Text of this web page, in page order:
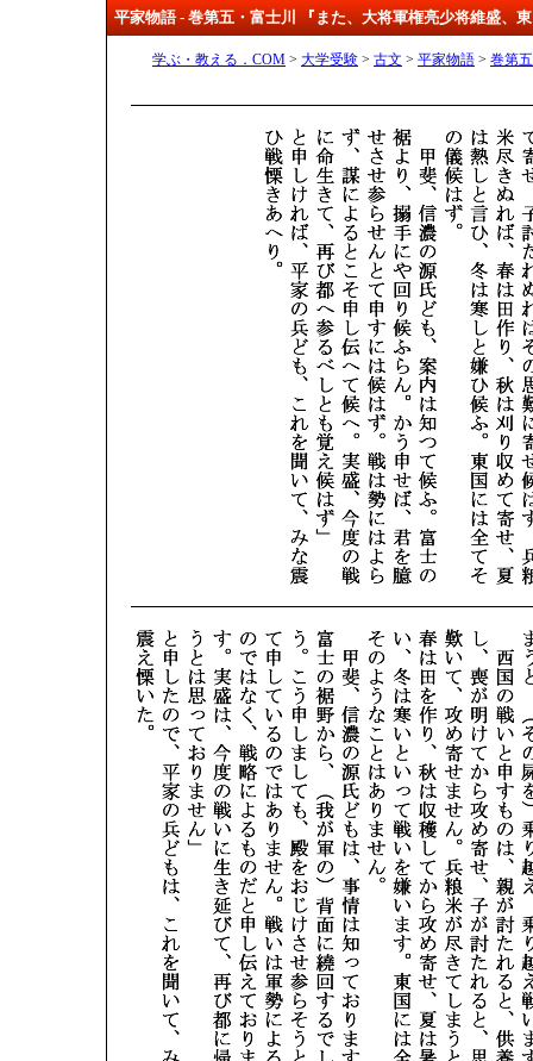
平家物語 - 巻第五・富士川 『また、大将軍権亮少将維盛、
学ぶ・教える．COM > 大学受験 > 古文 > 平家物語 > 巻第五